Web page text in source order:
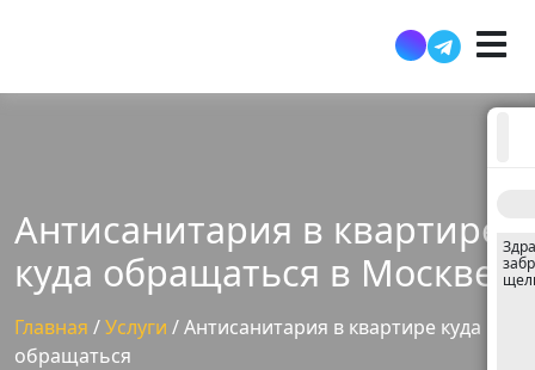
Антисанитария в квартире
куда обращаться в Москве
Главная /Услуги /Антисанитария в квартире куда
обращаться